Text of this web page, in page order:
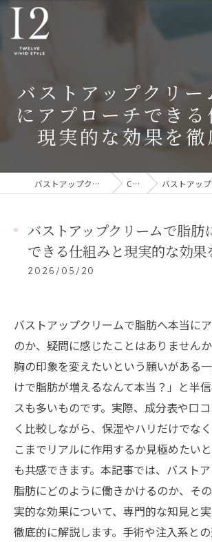
バストアップクリー
にアプローチできる
現実的な効果を徹
バストアップクリームならTwelve Vivid Style COLUMN バストアップクリームで脂肪に
バストアップクリームで脂肪
できる仕組みと現実的な効果
2026/05/20
バストアップクリームで脂肪へ本当に
のか、疑問に感じたことはありません
胸の印象を変えたいという願いがある
けで脂肪が増えるなんて本当？」と半
スも多いものです。実際、成分表や口
く比較しながら、保湿やハリだけでな
こまでリアルに作用するか見極めたい
も共感できます。本記事では、バスト
脂肪にどのように働きかけるのか、そ
実的な効果について、専門的な知見と
徹底的に解説します。手術や注入系と